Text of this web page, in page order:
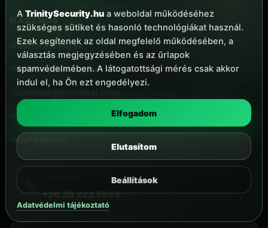
HASZNOS
Felmérést kérek
Partner jelentkezés
Adatkezelési tájékoztató
Impresszum
+36 30 223 5848
A TrinitySecurity.hu a weboldal működéséhez
szükséges sütiket és hasonló technológiákat használ.
Ezek segítenek az oldal megfelelő működésében, a
választás megjegyzésében és az űrlapok
spamvédelmében. A látogatottsági mérés csak akkor
indul el, ha Ön ezt engedélyezi.
Elfogadom
Elutasítom
Beállítások
Adatvédelmi tájékoztató